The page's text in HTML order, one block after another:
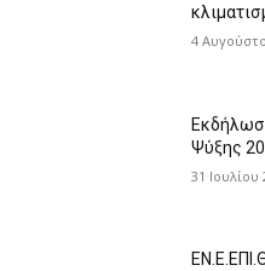
4
Ψύξης
31 Ιουλίου